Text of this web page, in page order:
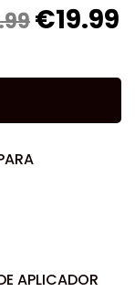
€19.99
APLICADOR